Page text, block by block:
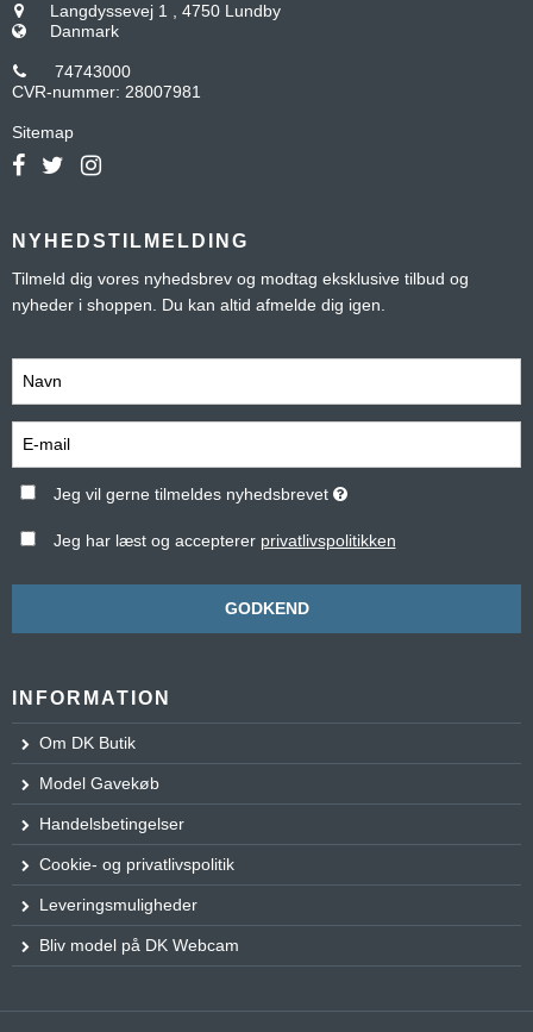
Langdyssevej 1 , 4750 Lundby
Danmark
74743000
CVR-nummer: 28007981
Sitemap
NYHEDSTILMELDING
Tilmeld dig vores nyhedsbrev og modtag eksklusive tilbud og
nyheder i shoppen. Du kan altid afmelde dig igen.
Jeg vil gerne tilmeldes nyhedsbrevet
Jeg har læst og accepterer privatlivspolitikken
GODKEND
INFORMATION
Om DK Butik
Model Gavekøb
Handelsbetingelser
Cookie- og privatlivspolitik
Leveringsmuligheder
Bliv model på DK Webcam